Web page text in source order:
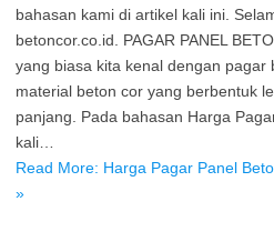
bahasan kami di artikel kali ini.
betoncor.co.id. PAGAR PANEL
yang biasa kita kenal dengan pagar
material beton cor yang berbentuk
panjang. Pada bahasan Harga
kali…
Read More: Harga Pagar Panel
»